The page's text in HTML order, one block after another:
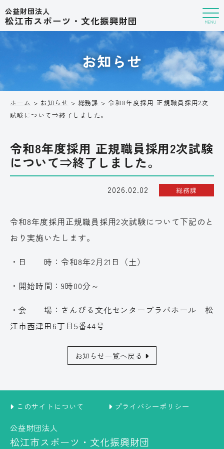
公益財団法人
松江市スポーツ・文化振興財団 MENU
お知らせ
ホーム > お知らせ > 総務課 > 令和8年度採用 正規職員採用2次
試験について⇒終了しました。
令和8年度採用 正規職員採用2次試験
について⇒終了しました。
2026.02.02 総務課
令和8年度採用正規職員採用2次試験について下記のと
おり実施いたします。
・日 時：令和8年2月21日（土）
・開始時間：9時00分～
・会 場：さんびる文化センタープラバホール 松
江市西津田6丁目5番44号
お知らせ一覧へ戻る
このサイトについて プライバシーポリシー
公益財団法人
松江市スポーツ・文化振興財団